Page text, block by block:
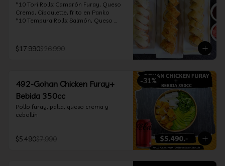
*10 Tori Rolls: Camarón Furay, Queso
Crema, Ciboulette, frito en Panko
*10 Tempura Rolls: Salmón, Queso
furay, queso crema y cebollín, envuelto
en salmón y bañado en salsa
$17.990$26.990
-31%
492-Gohan Chicken Furay+
Bebida 350cc
Pollo furay, palta, queso crema y
cebollín
$5.490$7.990